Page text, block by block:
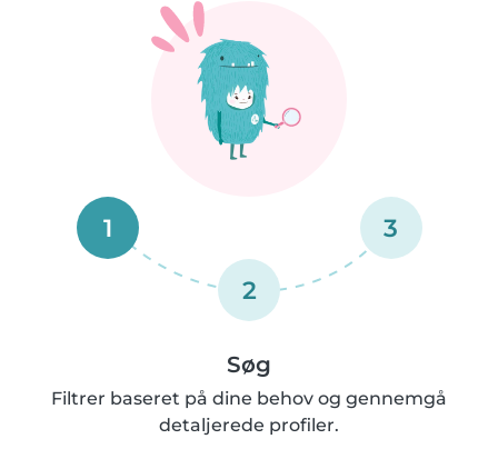
1
2
3
Søg
Filtrer baseret på dine behov og gennemgå
detaljerede profiler.